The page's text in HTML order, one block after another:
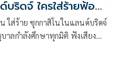
ใส่ร้ายฟ้อง
ส่ร้าย ซุกกาสิโนในแลนด์บริดจ์
าลกำลังศึกษาทุกมิติ ฟังเสียง